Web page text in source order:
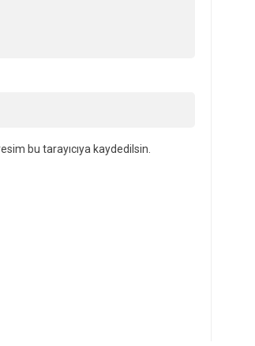
bu tarayıcıya kaydedilsin.